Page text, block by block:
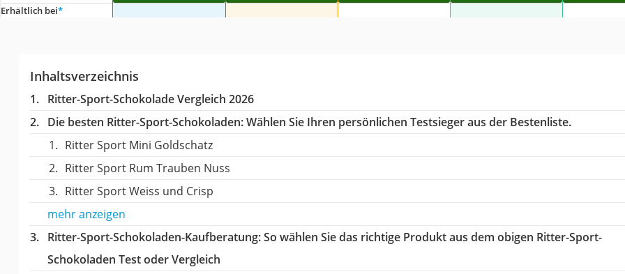
Erhältlich bei*
Inhaltsverzeichnis
Ritter-Sport-Schokolade Vergleich 2026
Die besten Ritter-Sport-Schokoladen:Wählen Sie Ihren persönlichen Testsieger aus der Bestenliste.
Ritter Sport Mini Goldschatz
Ritter Sport Rum Trauben Nuss
Ritter Sport Weiss und Crisp
mehr anzeigen
Ritter-Sport-Schokoladen-Kaufberatung: So wählen Sie das richtige Produkt aus dem obigen Ritter-Sport-
Schokoladen Test oder Vergleich